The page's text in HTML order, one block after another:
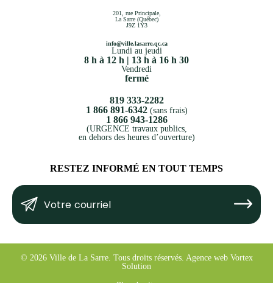
201, rue Principale,
La Sarre (Québec)
J9Z 1Y3
info@ville.lasarre.qc.ca
Lundi au jeudi
8 h à 12 h | 13 h à 16 h 30
Vendredi
fermé
819 333-2282
1 866 891-6342(sans frais)
1 866 943-1286
(URGENCE travaux publics,
en dehors des heures d’ouverture)
RESTEZ INFORMÉ EN TOUT TEMPS
Votre
courriel
(Nécessaire)
Submit
© 2026 Ville de La Sarre. Tous droits réservés. Agence web Vortex
Solution